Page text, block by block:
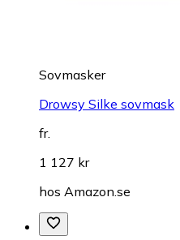
Sovmasker
Drowsy Silke sovmask
fr.
1 127 kr
hos Amazon.se